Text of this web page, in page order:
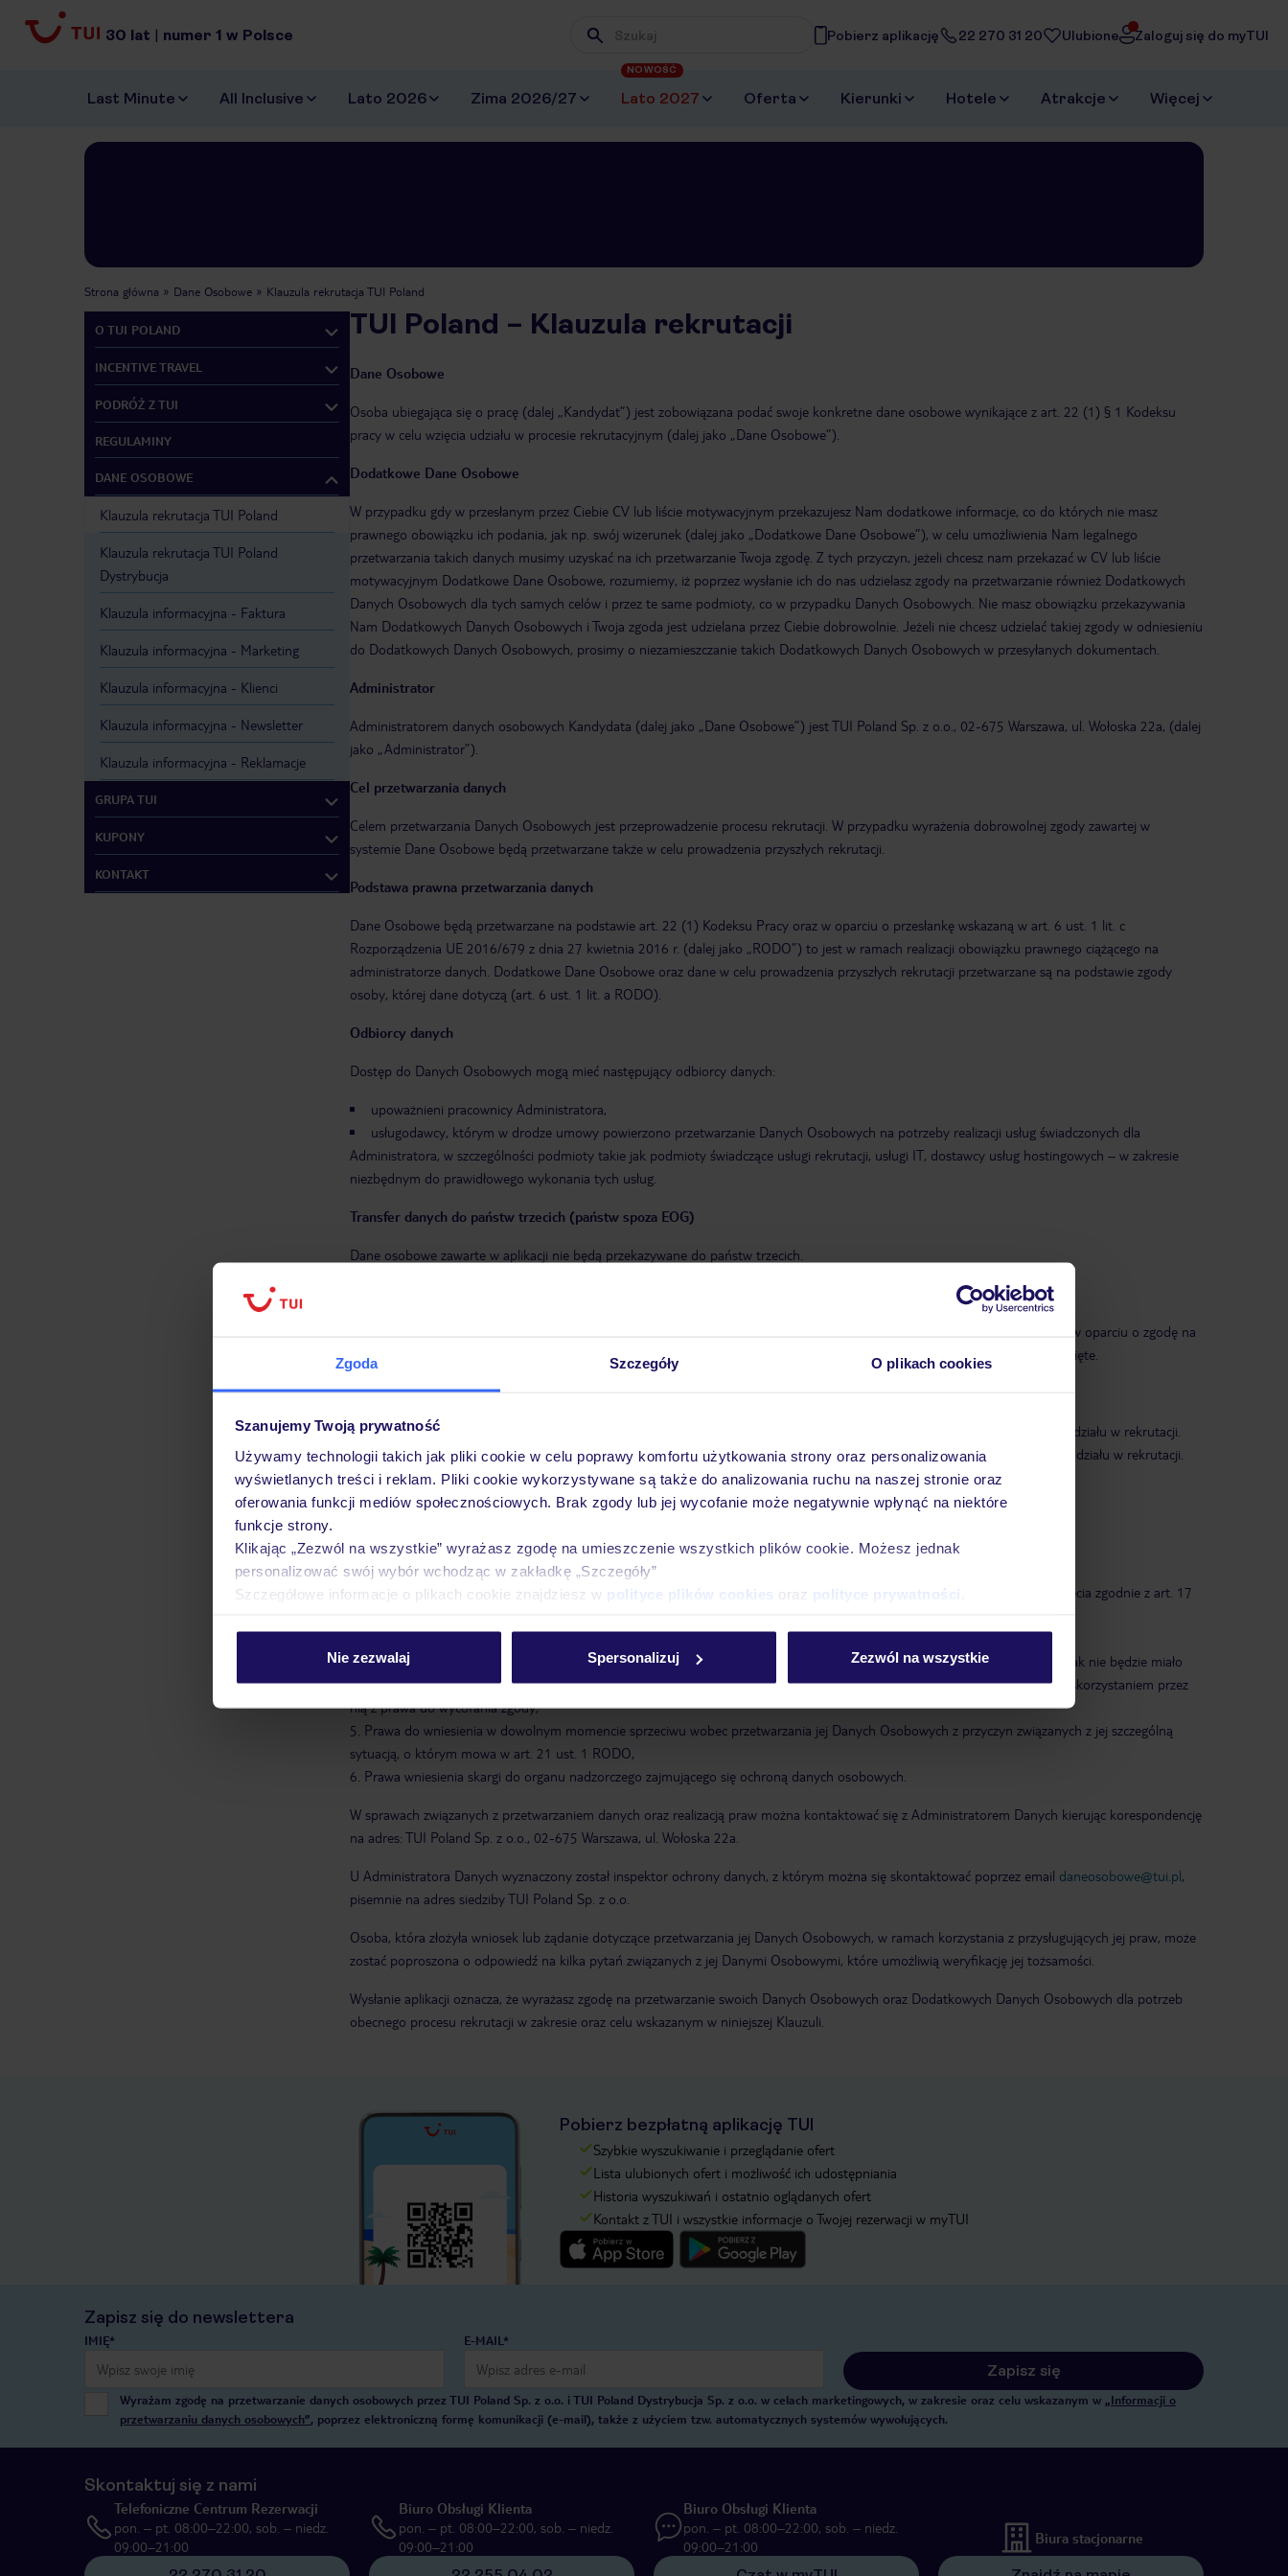
Zgoda Szczegóły O plikach cookies
Szanujemy Twoją prywatność
Używamy technologii takich jak pliki cookie w celu poprawy komfortu użytkowania strony oraz personalizowania
wyświetlanych treści i reklam. Pliki cookie wykorzystywane są także do analizowania ruchu na naszej stronie oraz
oferowania funkcji mediów społecznościowych. Brak zgody lub jej wycofanie może negatywnie wpłynąć na niektóre
funkcje strony.
Klikając „Zezwól na wszystkie” wyrażasz zgodę na umieszczenie wszystkich plików cookie. Możesz jednak
personalizować swój wybór wchodząc w zakładkę „Szczegóły”
Szczegółowe informacje o plikach cookie znajdziesz w polityce plików cookies oraz polityce prywatności
Nie zezwalaj Spersonalizuj Zezwól na wszystkie
30 lat | numer 1 w Polsce Wpisz frazę, której szukasz
Pobierz aplikację 22 270 31 20 Ulubione Zaloguj się do myTUI
Last Minute All Inclusive Lato 2026 Zima 2026/27 Lato 2027
NOWOŚĆ
Oferta Kierunki Hotele Atrakcje Więcej
Strona główna Dane Osobowe Klauzula rekrutacja TUI Poland
O TUI POLAND
INCENTIVE TRAVEL
PODRÓŻ Z TUI
REGULAMINY
DANE OSOBOWE
Klauzula rekrutacja TUI Poland
Klauzula rekrutacja TUI Poland
Dystrybucja
Klauzula informacyjna - Faktura
Klauzula informacyjna - Marketing
Klauzula informacyjna - Klienci
Klauzula informacyjna - Newsletter
Klauzula informacyjna - Reklamacje
GRUPA TUI
KUPONY
KONTAKT
TUI Poland – Klauzula rekrutacji
Dane Osobowe
Osoba ubiegająca się o pracę (dalej „Kandydat”) jest zobowiązana podać swoje konkretne dane osobowe wynikające z art. 22 (1) § 1 Kodeksu
pracy w celu wzięcia udziału w procesie rekrutacyjnym (dalej jako „Dane Osobowe”).
Dodatkowe Dane Osobowe
W przypadku gdy w przesłanym przez Ciebie CV lub liście motywacyjnym przekazujesz Nam dodatkowe informacje, co do których nie masz
prawnego obowiązku ich podania, jak np. swój wizerunek (dalej jako „Dodatkowe Dane Osobowe”), w celu umożliwienia Nam legalnego
przetwarzania takich danych musimy uzyskać na ich przetwarzanie Twoja zgodę. Z tych przyczyn, jeżeli chcesz nam przekazać w CV lub liście
motywacyjnym Dodatkowe Dane Osobowe, rozumiemy, iż poprzez wysłanie ich do nas udzielasz zgody na przetwarzanie również Dodatkowych
Danych Osobowych dla tych samych celów i przez te same podmioty, co w przypadku Danych Osobowych. Nie masz obowiązku przekazywania
Nam Dodatkowych Danych Osobowych i Twoja zgoda jest udzielana przez Ciebie dobrowolnie. Jeżeli nie chcesz udzielać takiej zgody w odniesieniu
do Dodatkowych Danych Osobowych, prosimy o niezamieszczanie takich Dodatkowych Danych Osobowych w przesyłanych dokumentach.
Administrator
Administratorem danych osobowych Kandydata (dalej jako „Dane Osobowe”) jest TUI Poland Sp. z o.o., 02-675 Warszawa, ul. Wołoska 22a, (dalej
jako „Administrator”).
Cel przetwarzania danych
Celem przetwarzania Danych Osobowych jest przeprowadzenie procesu rekrutacji. W przypadku wyrażenia dobrowolnej zgody zawartej w
systemie Dane Osobowe będą przetwarzane także w celu prowadzenia przyszłych rekrutacji.
Podstawa prawna przetwarzania danych
Dane Osobowe będą przetwarzane na podstawie art. 22 (1) Kodeksu Pracy oraz w oparciu o przesłankę wskazaną w art. 6 ust. 1 lit. c
Rozporządzenia UE 2016/679 z dnia 27 kwietnia 2016 r. (dalej jako „RODO”) to jest w ramach realizacji obowiązku prawnego ciążącego na
administratorze danych. Dodatkowe Dane Osobowe oraz dane w celu prowadzenia przyszłych rekrutacji przetwarzane są na podstawie zgody
osoby, której dane dotyczą (art. 6 ust. 1 lit. a RODO).
Odbiorcy danych
Dostęp do Danych Osobowych mogą mieć następujący odbiorcy danych:
upoważnieni pracownicy Administratora,
usługodawcy, którym w drodze umowy powierzono przetwarzanie Danych Osobowych na potrzeby realizacji usług świadczonych dla
Administratora, w szczególności podmioty takie jak podmioty świadczące usługi rekrutacji, usługi IT, dostawcy usług hostingowych – w zakresie
niezbędnym do prawidłowego wykonania tych usług.
Transfer danych do państw trzecich (państw spoza EOG)
Dane osobowe zawarte w aplikacji nie będą przekazywane do państw trzecich.
Dane Osobowe zbierane w celu realizacji procesu rekrutacji będą przetwarzane przez okres 3 miesięcy, a dane przetwarzane w oparciu o zgodę na
przyszłe rekrutacje przez okres 12 miesięcy. W razie cofnięcia zgody na przyszłe rekrutacje dane te zostaną niezwłocznie usunięte.
Zasady gromadzenia danych
Podanie Danych Osobowych przez kandydata w celu realizacji procesu rekrutacji jest dobrowolne, ale konieczne do wzięcia udziału w rekrutacji.
Podanie danych i wyrażenie zgody w celu prowadzenia przyszłych rekrutacji jest dobrowolne i nie ma wpływu na możliwość udziału w rekrutacji.
Prawa związane z przetwarzaniem Danych Osobowych
Prawa do żądania dostępu do swoich Danych Osobowych oraz do ich sprostowania,
Prawa do ograniczenia przetwarzania jej danych w sytuacjach i na zasadach wskazanych w art. 18 RODO lub do ich usunięcia zgodnie z art. 17
Prawa do przeniesienia Danych Osobowych zgodnie z art. 20 RODO,
Prawa do wycofania w dowolnym momencie udzielonej wcześniej zgody na przetwarzanie jej Danych Osobowych, co jednak nie będzie miało
wpływu na legalność przetwarzania danych takiej osoby, które odbywało się w oparciu o tę przesłankę i miało miejsce przed skorzystaniem przez
nią z prawa do wycofania zgody,
Prawa do wniesienia w dowolnym momencie sprzeciwu wobec przetwarzania jej Danych Osobowych z przyczyn związanych z jej szczególną
sytuacją, o którym mowa w art. 21 ust. 1 RODO,
Prawa wniesienia skargi do organu nadzorczego zajmującego się ochroną danych osobowych.
W sprawach związanych z przetwarzaniem danych oraz realizacją praw można kontaktować się z Administratorem Danych kierując korespondencję
na adres: TUI Poland Sp. z o.o., 02-675 Warszawa, ul. Wołoska 22a.
U Administratora Danych wyznaczony został inspektor ochrony danych, z którym można się skontaktować poprzez email daneosobowe@tui.pl,
pisemnie na adres siedziby TUI Poland Sp. z o.o.
Osoba, która złożyła wniosek lub żądanie dotyczące przetwarzania jej Danych Osobowych, w ramach korzystania z przysługujących jej praw, może
zostać poproszona o odpowiedź na kilka pytań związanych z jej Danymi Osobowymi, które umożliwią weryfikację jej tożsamości.
Wysłanie aplikacji oznacza, że wyrażasz zgodę na przetwarzanie swoich Danych Osobowych oraz Dodatkowych Danych Osobowych dla potrzeb
obecnego procesu rekrutacji w zakresie oraz celu wskazanym w niniejszej Klauzuli.
Pobierz bezpłatną aplikację TUI
Szybkie wyszukiwanie i przeglądanie ofert
Lista ulubionych ofert i możliwość ich udostępniania
Historia wyszukiwań i ostatnio oglądanych ofert
Kontakt z TUI i wszystkie informacje o Twojej rezerwacji w myTUI
Zapisz się do newslettera
IMIĘ* E-MAIL*
Zapisz się
Wyrażam zgodę na przetwarzanie danych osobowych przez TUI Poland Sp. z o.o. i TUI Poland Dystrybucja Sp. z o.o. w celach marketingowych, w zakresie oraz celu wskazanym w „Informacji o
przetwarzaniu danych osobowych”, poprzez elektroniczną formę komunikacji (e-mail), także z użyciem tzw. automatycznych systemów wywołujących.
Skontaktuj się z nami
Telefoniczne Centrum Rezerwacji
pon. – pt. 08:00–22:00, sob. – niedz.
09:00–21:00
Biuro Obsługi Klienta
pon. – pt. 08:00–22:00, sob. – niedz.
09:00–21:00
Biuro Obsługi Klienta
pon. – pt. 08:00–22:00, sob. – niedz.
09:00–21:00
Biura stacjonarne